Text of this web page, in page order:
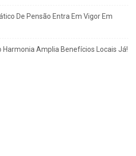
De Pensão Entra Em Vigor Em
Harmonia Amplia Benefícios Locais Já!